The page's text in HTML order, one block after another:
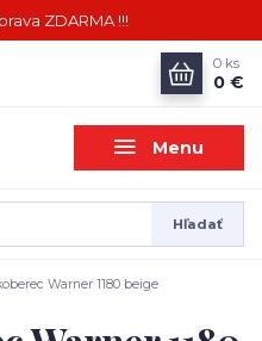
ZDARMA !!!
Menu
Hľadať
0 ks
0 €
Warner 1180 beige